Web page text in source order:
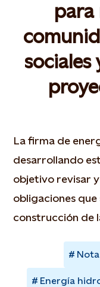
para
sociales
La firma de
desarrollando
objetivo revisar
obligaciones
construcción de
Energía